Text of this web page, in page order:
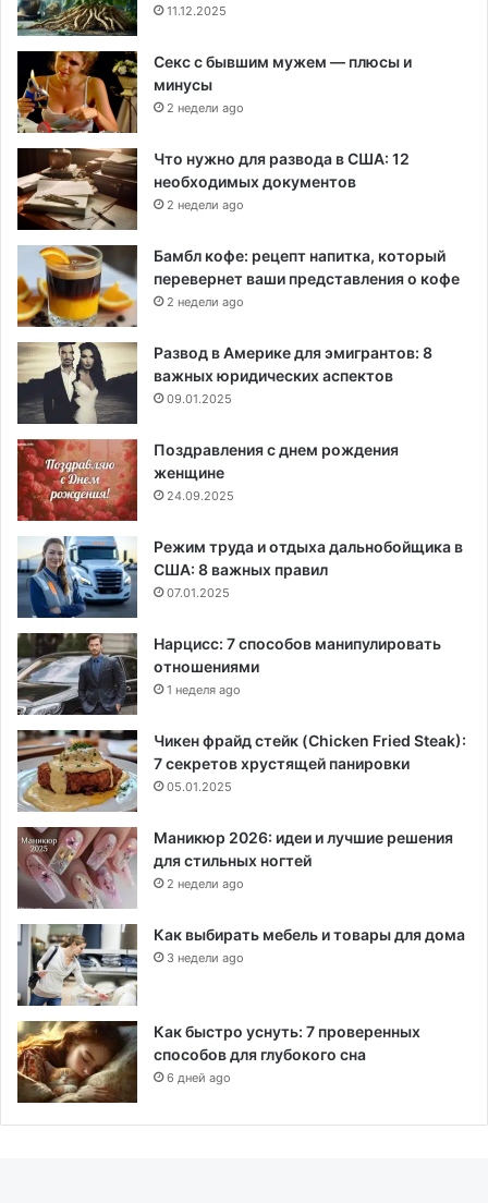
11.12.2025
Секс с бывшим мужем — плюсы и
минусы
2 недели ago
Что нужно для развода в США: 12
необходимых документов
2 недели ago
Бамбл кофе: рецепт напитка, который
перевернет ваши представления о кофе
2 недели ago
Развод в Америке для эмигрантов: 8
важных юридических аспектов
09.01.2025
Поздравления с днем рождения
женщине
24.09.2025
Режим труда и отдыха дальнобойщика в
США: 8 важных правил
07.01.2025
Нарцисс: 7 способов манипулировать
отношениями
1 неделя ago
Чикен фрайд стейк (Chicken Fried Steak):
7 секретов хрустящей панировки
05.01.2025
Маникюр 2026: идеи и лучшие решения
для стильных ногтей
2 недели ago
Как выбирать мебель и товары для дома
3 недели ago
Как быстро уснуть: 7 проверенных
способов для глубокого сна
6 дней ago